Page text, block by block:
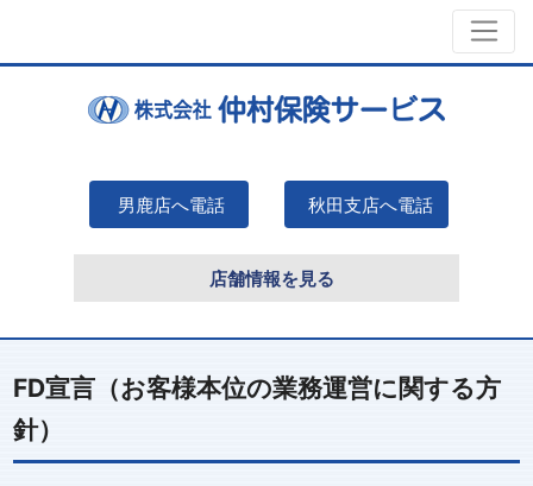
男鹿店へ電話 秋田支店へ電話
店舗情報を見る
FD宣言（お客様本位の業務運営に関する方
針）